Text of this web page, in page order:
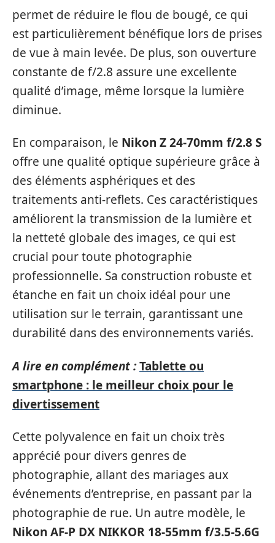
permet de réduire le flou de bougé, ce qui
est particulièrement bénéfique lors de prises
de vue à main levée. De plus, son ouverture
constante de f/2.8 assure une excellente
qualité d’image, même lorsque la lumière
diminue.
En comparaison, le Nikon Z 24-70mm f/2.8 S
offre une qualité optique supérieure grâce à
des éléments asphériques et des
traitements anti-reflets. Ces caractéristiques
améliorent la transmission de la lumière et
la netteté globale des images, ce qui est
crucial pour toute photographie
professionnelle. Sa construction robuste et
étanche en fait un choix idéal pour une
utilisation sur le terrain, garantissant une
durabilité dans des environnements variés.
A lire en complément :Tablette ou
smartphone : le meilleur choix pour le
divertissement
Cette polyvalence en fait un choix très
apprécié pour divers genres de
photographie, allant des mariages aux
événements d’entreprise, en passant par la
photographie de rue. Un autre modèle, le
Nikon AF-P DX NIKKOR 18-55mm f/3.5-5.6G